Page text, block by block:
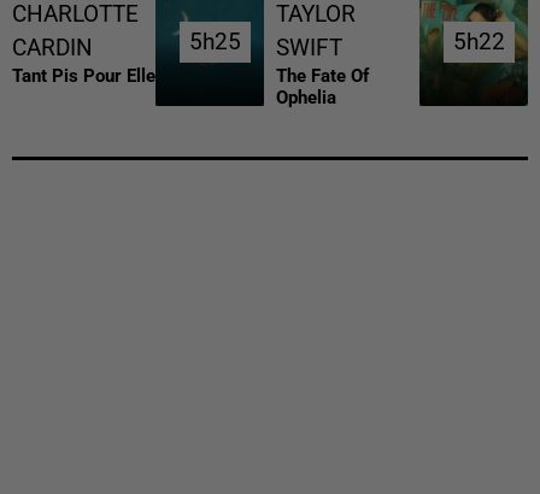
CHARLOTTE
CARDIN
Tant Pis Pour Elle
5h25
5h25
TAYLOR
SWIFT
The Fate Of
Ophelia
5h22
5h22